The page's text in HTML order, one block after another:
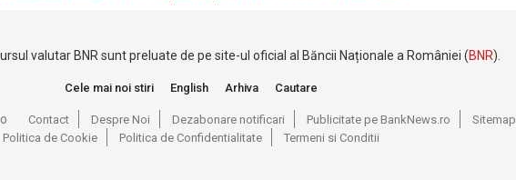
valutar BNR sunt preluate de pe site-ul oficial al Băncii Naționale a României (BNR).
Cele mai noi stiri English Arhiva Cautare
Contact Despre Noi Dezabonare notificari Publicitate pe BankNews.ro
Sitemap
Politica de Cookie
Politica de Confidentialitate Termeni si Conditii